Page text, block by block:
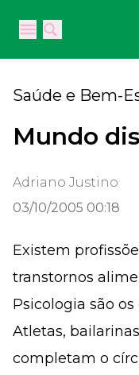
Open main menu
Open main
Saúde e Bem-
Mundo
Adriano Justino
03/10/2005 00:18
Existem
transtornos
Psicologia são
Atletas,
completam o